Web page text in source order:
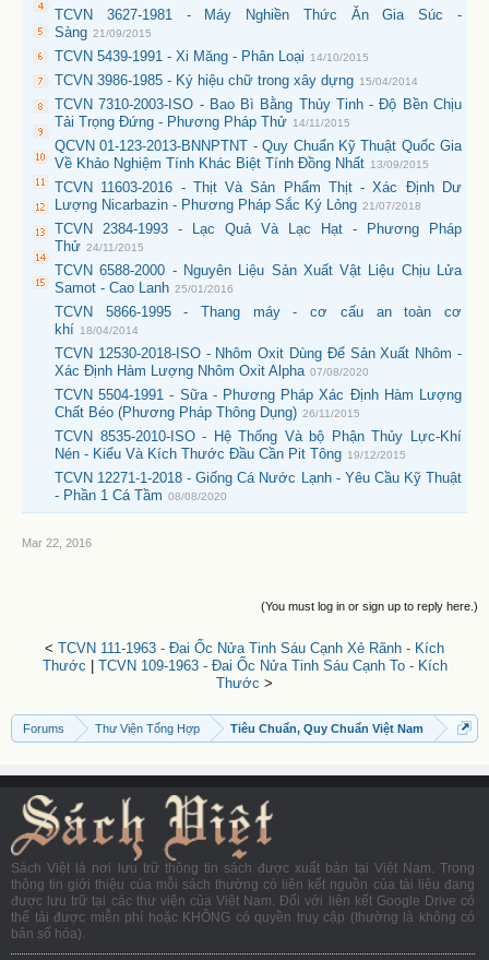
TCVN 3627-1981 - Máy Nghiền Thức Ăn Gia Súc -
Sàng 21/09/2015
TCVN 5439-1991 - Xi Măng - Phân Loại 14/10/2015
TCVN 3986-1985 - Ký hiệu chữ trong xây dựng 15/04/2014
TCVN 7310-2003-ISO - Bao Bì Bằng Thủy Tinh - Độ Bền Chịu
Tải Trọng Đứng - Phương Pháp Thử 14/11/2015
QCVN 01-123-2013-BNNPTNT - Quy Chuẩn Kỹ Thuật Quốc Gia
Về Khảo Nghiệm Tính Khác Biệt Tính Đồng Nhất 13/09/2015
TCVN 11603-2016 - Thịt Và Sản Phẩm Thịt - Xác Định Dư
Lượng Nicarbazin - Phương Pháp Sắc Ký Lỏng 21/07/2018
TCVN 2384-1993 - Lạc Quả Và Lạc Hạt - Phương Pháp
Thử 24/11/2015
TCVN 6588-2000 - Nguyên Liệu Sản Xuất Vật Liệu Chịu Lửa
Samot - Cao Lanh 25/01/2016
TCVN 5866-1995 - Thang máy - cơ cấu an toàn cơ
khí 18/04/2014
TCVN 12530-2018-ISO - Nhôm Oxit Dùng Để Sản Xuất Nhôm -
Xác Định Hàm Lượng Nhôm Oxit Alpha 07/08/2020
TCVN 5504-1991 - Sữa - Phương Pháp Xác Định Hàm Lượng
Chất Béo (Phương Pháp Thông Dụng) 26/11/2015
TCVN 8535-2010-ISO - Hệ Thống Và bộ Phận Thủy Lực-Khí
Nén - Kiểu Và Kích Thước Đầu Cần Pit Tông 19/12/2015
TCVN 12271-1-2018 - Giống Cá Nước Lạnh - Yêu Cầu Kỹ Thuật
- Phần 1 Cá Tầm 08/08/2020
Mar 22, 2016
(You must log in or sign up to reply here.)
< TCVN 111-1963 - Đai Ốc Nửa Tinh Sáu Cạnh Xẻ Rãnh - Kích
Thước | TCVN 109-1963 - Đai Ốc Nửa Tinh Sáu Cạnh To - Kích
Thước >
Forums Thư Viện Tổng Hợp Tiêu Chuẩn, Quy Chuẩn Việt Nam
Sách Việt là nơi lưu trữ thông tin sách được xuất bản tại Việt Nam. Trong
thông tin giới thiệu của mỗi sách thường có liên kết nguồn của tài liệu đang
được lưu trữ tại các thư viện của Việt Nam. Đối với liên kết Google Drive có
thể tải được miễn phí hoặc KHÔNG có quyền truy cập (thường là không có
bản số hóa).